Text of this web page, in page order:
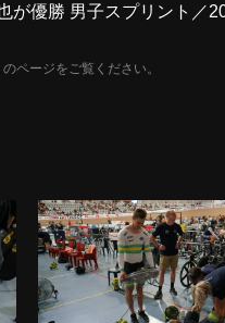
が優勝 男子スプリント／
のページをご覧ください。